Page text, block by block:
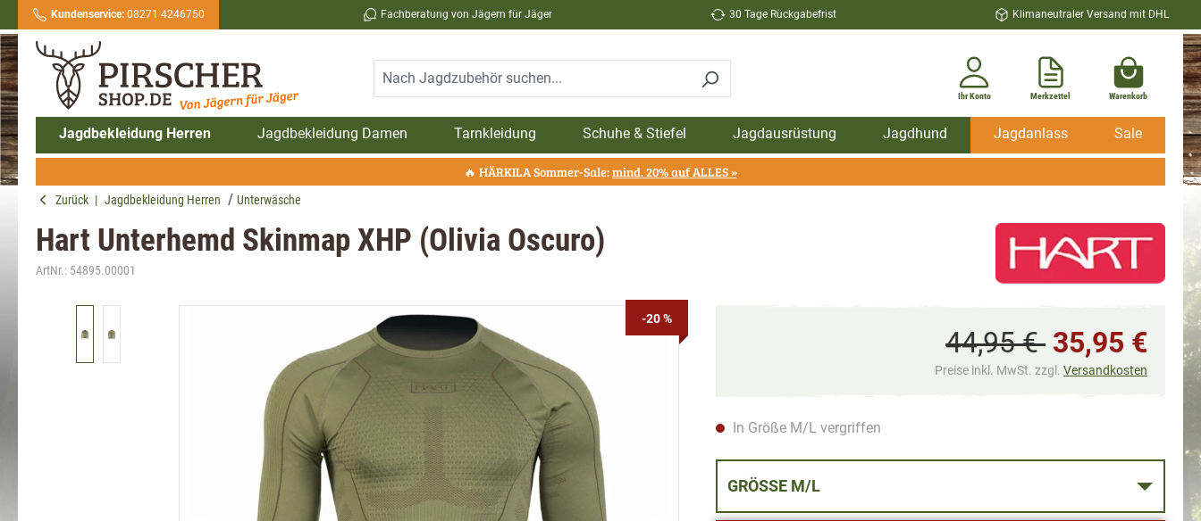
Zur Hauptnavigation springen
Kundenservice:08271 4246750 Fachberatung von Jägern für Jäger 30 Tage Rückgabefrist Klimaneutraler Versand mit DHL
Ihr Konto Merkzettel Warenkorb
Jagdbekleidung Herren Jagdbekleidung Damen Tarnkleidung Schuhe & Stiefel Jagdausrüstung Jagdhund Jagdanlass Sale
🔥 HÄRKILA Sommer-Sale:mind. 20% auf ALLES »
Zurück | Jagdbekleidung Herren Unterwäsche
Hart Unterhemd Skinmap XHP (Olivia Oscuro)
ArtNr.: 54895.00001
-20 %
44,95 € 35,95 €
Preise inkl. MwSt. zzgl. Versandkosten
In Größe M/L vergriffen
GRÖSSE M/L